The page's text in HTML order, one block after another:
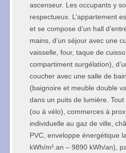
ascenseur. Les occupants y
respectueux. L’appartement
et se compose d’un hall
mains, d’un séjour avec une
vaisselle, four, taque de
compartiment surgélation),
coucher avec une salle de
(baignoire et meuble double
dans un puits de lumière.
(ou à vélo), commerces à
individuelle au gaz de ville,
PVC, enveloppe énergétique
kWh/m².an – 9890 kWh/an),